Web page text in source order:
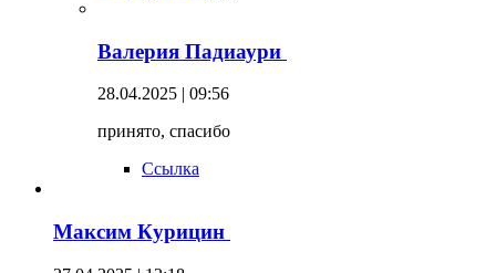
Валерия Падиаури
28.04.2025 | 09:56
принято, спасибо
Ссылка
Максим Курицин